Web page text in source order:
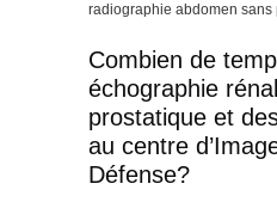
radiographie abdomen sans
Combien de
échographie
prostatique et
au centre
Défense?